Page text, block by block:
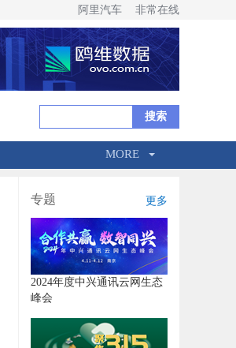
阿里汽车 非常在线
MORE
专题 更多
2024年度中兴通讯云网生态
峰会